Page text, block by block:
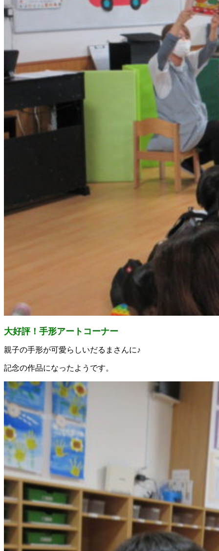
大好評！手形アートコーナー
親子の手形が可愛らしいだるまさんに♪
記念の作品になったようです。